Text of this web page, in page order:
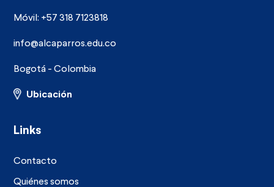
Móvil: +57 318 7123818
info@alcaparros.edu.co
Bogotá - Colombia
Ubicación
Links
Contacto
Quiénes somos